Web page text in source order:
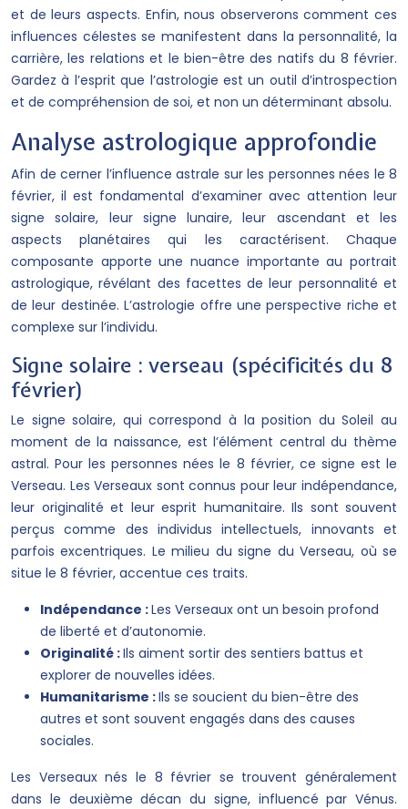
et de leurs aspects. Enfin, nous observerons comment ces
influences célestes se manifestent dans la personnalité, la
carrière, les relations et le bien-être des natifs du 8 février.
Gardez à l’esprit que l’astrologie est un outil d’introspection
et de compréhension de soi, et non un déterminant absolu.
Analyse astrologique approfondie
Afin de cerner l’influence astrale sur les personnes nées le 8
février, il est fondamental d’examiner avec attention leur
signe solaire, leur signe lunaire, leur ascendant et les
aspects planétaires qui les caractérisent. Chaque
composante apporte une nuance importante au portrait
astrologique, révélant des facettes de leur personnalité et
de leur destinée. L’astrologie offre une perspective riche et
complexe sur l’individu.
Signe solaire : verseau (spécificités du 8
février)
Le signe solaire, qui correspond à la position du Soleil au
moment de la naissance, est l’élément central du thème
astral. Pour les personnes nées le 8 février, ce signe est le
Verseau. Les Verseaux sont connus pour leur indépendance,
leur originalité et leur esprit humanitaire. Ils sont souvent
perçus comme des individus intellectuels, innovants et
parfois excentriques. Le milieu du signe du Verseau, où se
situe le 8 février, accentue ces traits.
Indépendance :Les Verseaux ont un besoin profond
de liberté et d’autonomie.
Originalité :Ils aiment sortir des sentiers battus et
explorer de nouvelles idées.
Humanitarisme :Ils se soucient du bien-être des
autres et sont souvent engagés dans des causes
sociales.
Les Verseaux nés le 8 février se trouvent généralement
dans le deuxième décan du signe, influencé par Vénus.